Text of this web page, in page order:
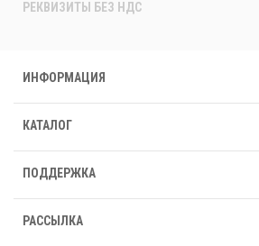
РЕКВИЗИТЫ БЕЗ НДС
ИНФОРМАЦИЯ
КАТАЛОГ
ПОДДЕРЖКА
РАССЫЛКА